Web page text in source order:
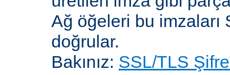
Ağ öğeleri bu imzaları
doğrular.
Bakınız: SSL/TLS